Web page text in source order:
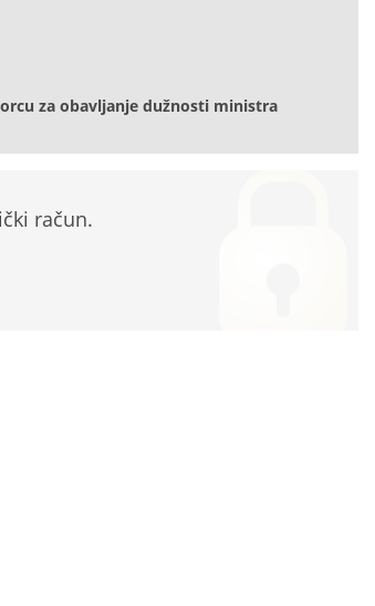
za obavljanje dužnosti ministra
račun.